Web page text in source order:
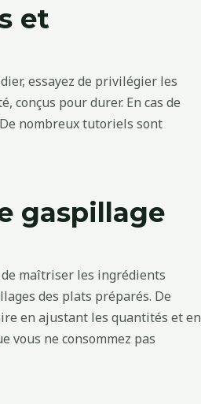
et
essayez de privilégier les
conçus pour durer. En cas de
nombreux tutoriels sont
gaspillage
maîtriser les ingrédients
des plats préparés. De
en ajustant les quantités et en
vous ne consommez pas